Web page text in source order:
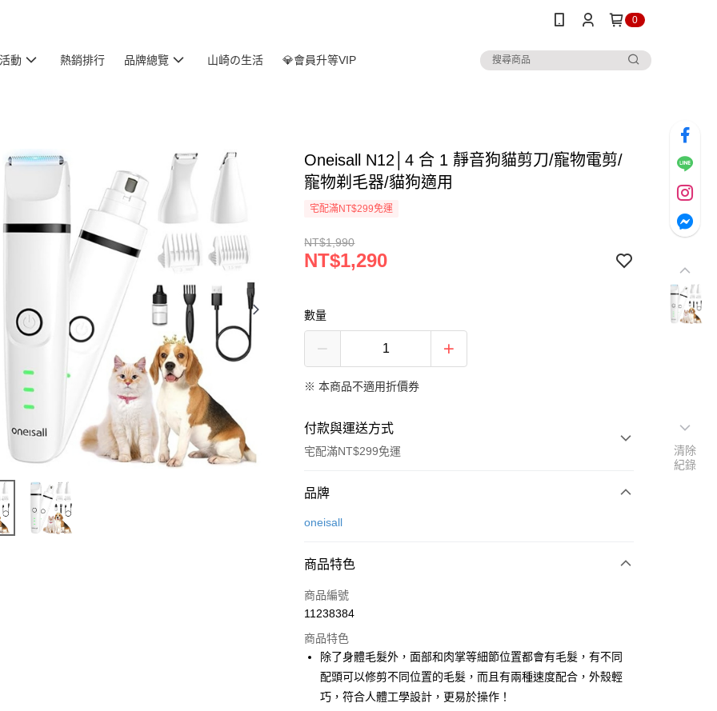
0
動 熱銷排行 品牌總覽 山崎の生活 💎會員升等VIP
Oneisall N12│4 合 1 靜音狗貓剪刀/寵物電剪/
寵物剃毛器/貓狗適用
宅配滿NT$299免運
NT$1,990
NT$1,290
數量
※ 本商品不適用折價券
付款與運送方式
宅配滿NT$299免運
付款方式
信用卡一次付款
悠遊付
Google Pay
全盈+PAY
大哥付你分期
品牌
oneisall
商品特色
商品編號
11238384
商品特色
除了身體毛髮外，面部和肉掌等細節位置都會有毛髮，有不同
配頭可以修剪不同位置的毛髮，而且有兩種速度配合，外殼輕
巧，符合人體工學設計，更易於操作！
清除
紀錄